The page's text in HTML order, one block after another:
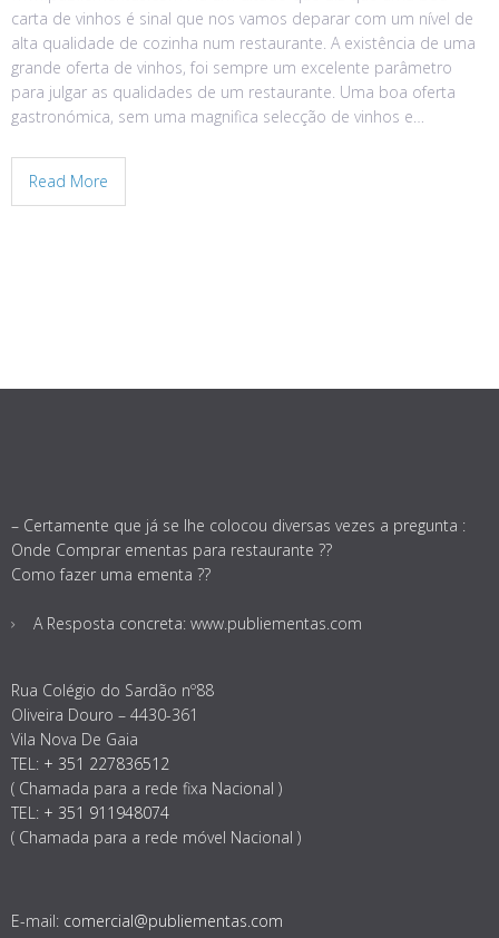
carta de vinhos é sinal que nos vamos deparar com um nível de
alta qualidade de cozinha num restaurante. A existência de uma
grande oferta de vinhos, foi sempre um excelente parâmetro
para julgar as qualidades de um restaurante. Uma boa oferta
gastronómica, sem uma magnifica selecção de vinhos e…
Read More
– Certamente que já se lhe colocou diversas vezes a pregunta :
Onde Comprar ementas para restaurante ??
Como fazer uma ementa ??
A Resposta concreta: www.publiementas.com
Rua Colégio do Sardão nº88
Oliveira Douro – 4430-361
Vila Nova De Gaia
TEL: + 351 227836512
( Chamada para a rede fixa Nacional )
TEL: + 351 911948074
( Chamada para a rede móvel Nacional )
E-mail: comercial@publiementas.com